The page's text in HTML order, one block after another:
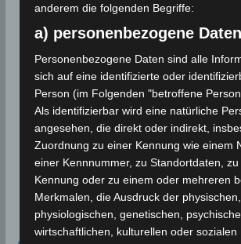
anderem die folgenden Begriffe:
a) personenbezogene Daten
Personenbezogene Daten sind alle
sich auf eine identifizierte oder
Person (im Folgenden "betroffene
Als identifizierbar wird eine natürliche
angesehen, die direkt oder indirekt,
Zuordnung zu einer Kennung wie einem
einer Kennnummer, zu Standortdaten,
Kennung oder zu einem oder mehreren
Merkmalen, die Ausdruck der physischen,
physiologischen, genetischen,
wirtschaftlichen, kulturellen oder sozialen